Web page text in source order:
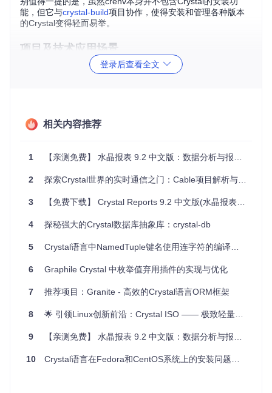
能，但它与crystal-build项目协作，使得安装和管理各种版本
的Crystal变得轻而易举。
项目及技术应用场景
crenv适用于以下场景：
软件测试：在发布新版本前，你可以轻松地在不同版本的
Crystal下测试软件的兼容性。
影响到其他项目。
项目特点
易安装：通过anyenv或者简单的bash脚本，几步就能完成
安装。
灵活切换：能够快速在本地、全局和shell环境中切换Cryst
al版本。
插件式结构
：crystal-build作为插件，提供了便捷的版本安
装和管理。
全面的文档 ：详细的帮助信息和完整的使用指南，助你迅
stal的开发人员来说都是不可或缺的助手。现在就加入这个社
登录后查看全文
相关内容推荐
1 【亲测免费】 水晶报表 9.2 中文版：数据分析与报表生成的利器
2 探索Crystal世界的实时通信之门：Cable项目解析与推荐
3 【免费下载】 Crystal Reports 9.2 中文版(水晶报表) 下载
4 探秘强大的Crystal数据库抽象库：crystal-db
5 Crystal语言中NamedTuple键名使用连字符的编译问题解析
6 Graphile Crystal 中枚举值弃用插件的实现与优化
7 推荐项目：Granite - 高效的Crystal语言ORM框架
8 🌟 引领Linux创新前沿：Crystal ISO —— 极致轻量与强大功能的完美结合
9 【亲测免费】 水晶报表 9.2 中文版：数据分析与报表生成的利器
10 Crystal语言在Fedora和CentOS系统上的安装问题解析